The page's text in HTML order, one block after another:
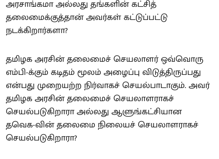
அரசாங்கமா அல்லது தங்களின் கட்சித்
தலைமைக்குத்தான் அவர்கள் கட்டுப்பட்டு
நடக்கிறார்களா?
தமிழக அரசின் தலைமைச் செயலாளர் ஒவ்வொரு
எம்பி-க்கும் கடிதம் மூலம் அழைப்பு விடுத்திருப்பது
என்பது முறையற்ற நிர்வாகச் செயல்பாடாகும். அவர்
தமிழக அரசின் தலைமைச் செயலாளராகச்
செயல்படுகிறாரா அல்லது ஆளுங்கட்சியான
தவெக-வின் தலைமை நிலையச் செயலாளராகச்
செயல்படுகிறாரா?